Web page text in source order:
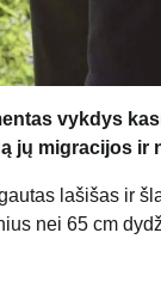
vykdys
jų migracijos ir
lašišas ir
nei 65 cm